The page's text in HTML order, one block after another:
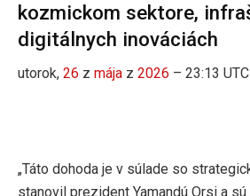
kozmickom sektore,
digitálnych inováciách
utorok, 26 z mája z 2026 – 23:13 UTC
„Táto dohoda je v súlade so
stanovil prezident Yamandú Orsi a